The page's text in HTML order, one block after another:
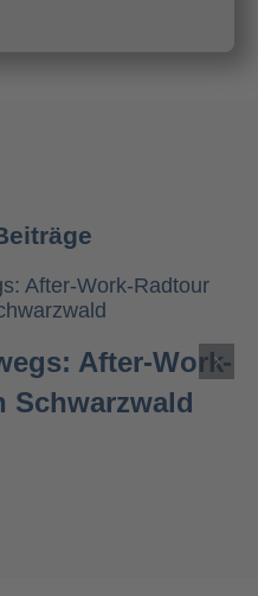
After-Work-
Schwarzwald